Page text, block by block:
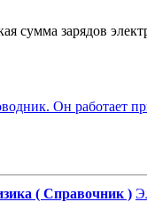
сумма зарядов
Он работает
( Справочник )